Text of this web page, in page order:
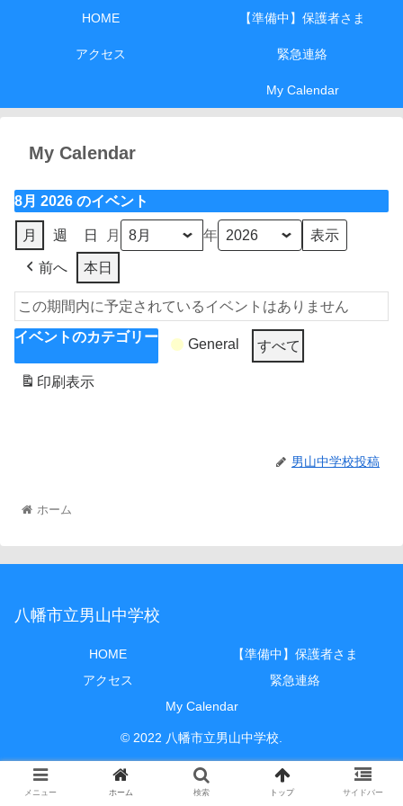
HOME 【準備中】保護者さま
アクセス 緊急連絡
My Calendar
My Calendar
8月 2026 のイベント
月 週 日 月 年
前へ 本日
この期間内に予定されているイベントはありません
イベントのカテゴリー General すべて
印刷表示
男山中学校投稿
ホーム
八幡市立男山中学校
HOME
【準備中】保護者さま
アクセス
緊急連絡
My Calendar
© 2022 八幡市立男山中学校.
メニュー ホーム 検索 トップ サイドバー